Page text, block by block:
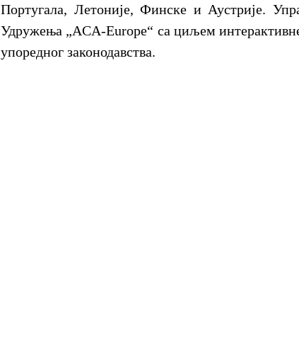
Португала, Летоније, Финске и Аустрије.
Удружења „ACA-Europe“ са циљем
упоредног законодавства.